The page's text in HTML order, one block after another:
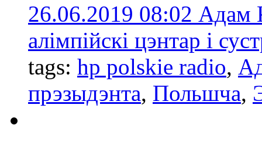
26.06.2019 08:02 Адам
алімпійскі цэнтар і
tags: hp polskie radio,
прэзыдэнта, Польшчa,